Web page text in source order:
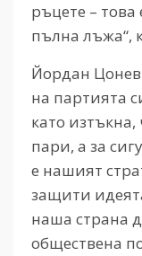
ръцете –
пълна лъжа“,
Йордан
на партията
като изтъкна,
пари, а за
е нашият
защити
наша страна
обществена